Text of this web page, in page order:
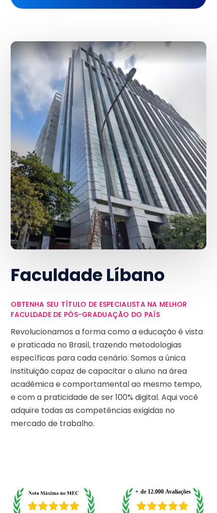
Faculdade Líbano
OBTENHA SEU TÍTULO DE ESPECIALISTA NA MELHOR
FACULDADE DE PÓS-GRADUAÇÃO DO PAÍS
Revolucionamos a forma como a educação é vista
e praticada no Brasil, trazendo metodologias
específicas para cada cenário. Somos a única
instituição capaz de capacitar o aluno na área
acadêmica e comportamental ao mesmo tempo,
e com a praticidade de ser 100% digital. Aqui você
adquire todas as competências exigidas no
mercado de trabalho.